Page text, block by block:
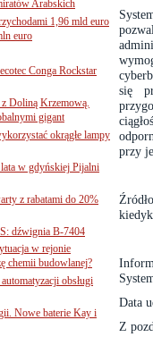
się
przy
Data
Z
Arabskich
1,96 mld euro
euro
Conga Rockstar
z Doliną Krzemową.
gigant
okrągłe lampy
w gdyńskiej Pijalni
z rabatami do 20%
dźwignia B-7404
w rejonie
chemii budowlanej?
obsługi
Nowe baterie Kay i